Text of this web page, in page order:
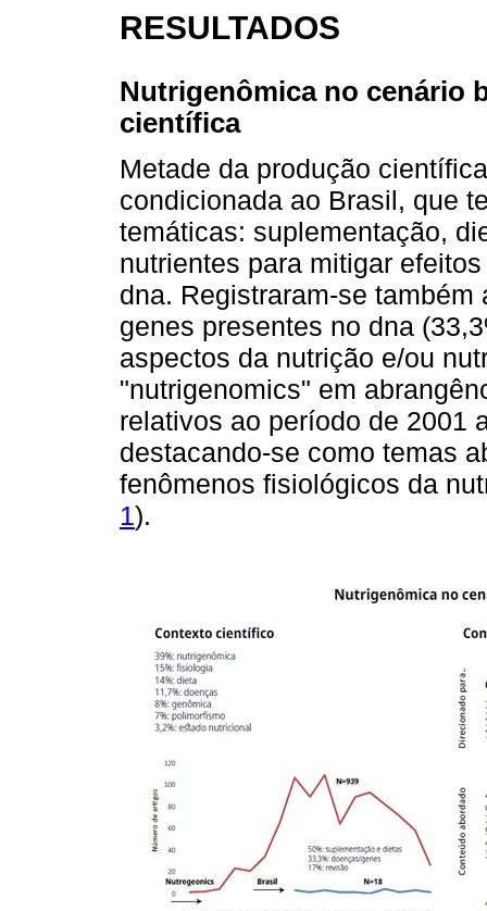
RESULTADOS
Nutrigenômica no cenário
científica
Metade da produção
condicionada ao Brasil, que
temáticas: suplementação,
nutrientes para mitigar
dna. Registraram-se
genes presentes no dna
aspectos da nutrição e/ou
"nutrigenomics" em
relativos ao período de 2001
destacando-se como temas
fenômenos fisiológicos da
1).